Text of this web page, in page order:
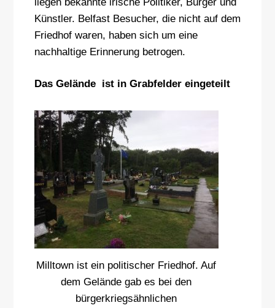
Künstler. Belfast Besucher, die nicht auf dem
Friedhof waren, haben sich um eine
nachhaltige Erinnerung betrogen.
Das Gelände ist in Grabfelder eingeteilt
Milltown ist ein politischer Friedhof. Auf
dem Gelände gab es bei den
bürgerkriegsähnlichen